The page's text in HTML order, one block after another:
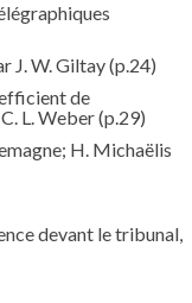
J. W. Giltay(p.24)
de
L. Weber(p.29)
H. Michaëlis
devant le tribunal,